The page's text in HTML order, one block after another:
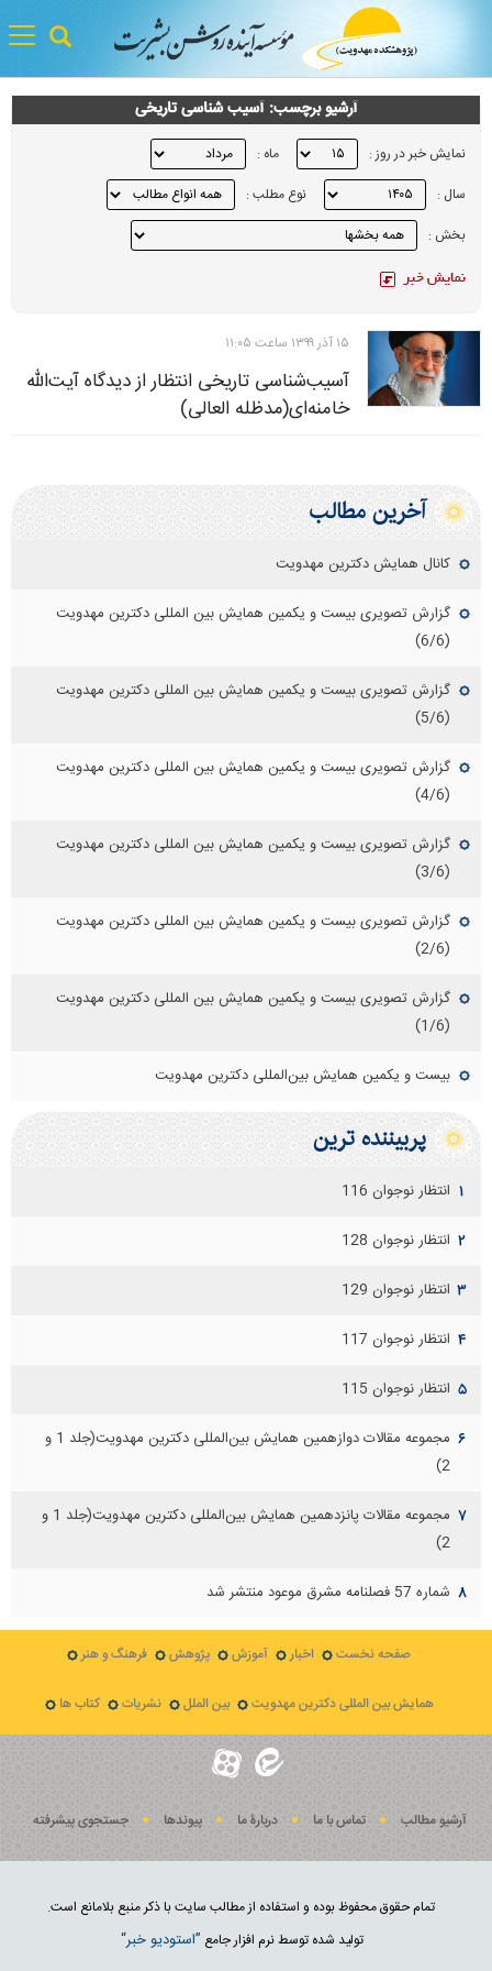
آرشيو برچسب: آسیب شناسی تاریخی
نمایش خبر در روز :
ماه :
سال :
نوع مطلب :
بخش :
۱۵ آذر ۱۳۹۹ ساعت ۱۱:۰۵
آسیب‌شناسی تاریخی انتظار از دیدگاه آیت‌الله
خامنه‌ای(مدظله العالی)
آخرین مطالب
کانال همایش دکترین مهدویت
گزارش تصویری بیست و یکمین همایش بین المللی دکترین مهدویت
(6/6)
گزارش تصویری بیست و یکمین همایش بین المللی دکترین مهدویت
(5/6)
گزارش تصویری بیست و یکمین همایش بین المللی دکترین مهدویت
(4/6)
گزارش تصویری بیست و یکمین همایش بین المللی دکترین مهدویت
(3/6)
گزارش تصویری بیست و یکمین همایش بین المللی دکترین مهدویت
(2/6)
گزارش تصویری بیست و یکمین همایش بین المللی دکترین مهدویت
(1/6)
بیست و یکمین همایش بین‌المللی دکترین مهدویت
پربيننده ترين
۱ انتظار نوجوان 116
۲ انتظار نوجوان 128
۳ انتظار نوجوان 129
۴ انتظار نوجوان 117
۵ انتظار نوجوان 115
۶
مجموعه مقالات دوازهمين همايش بين‌المللی دكترين مهدويت(جلد 1 و
2)
۷
مجموعه مقالات پانزدهمين همايش بين‌المللی دكترين مهدويت(جلد 1 و
2)
۸ شماره 57 فصلنامه مشرق موعود منتشر شد
صفحه نخست اخبار آموزش پژوهش فرهنگ و هنر
همایش بین المللی دکترین مهدویت بین الملل نشریات کتاب ها
آرشیو مطالب تماس با ما دربارۀ ما پيوندها جستجوی پيشرفته
تمام حقوق محفوظ بوده و استفاده از مطالب سایت با ذکر منبع بلامانع است.
توليد شده توسط نرم افزار جامع ”استوديو خبر“